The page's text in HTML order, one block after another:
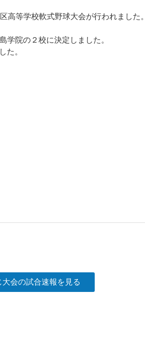
高等学校軟式野球大会が行われました。
学院の２校に決定しました。
た。
大会の試合速報を見る